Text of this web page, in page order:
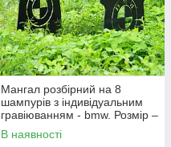
Мангал розбірний на 8
шампурів з індивідуальним
гравіюванням - bmw. Розмір –
500х300х440 мм
В наявності